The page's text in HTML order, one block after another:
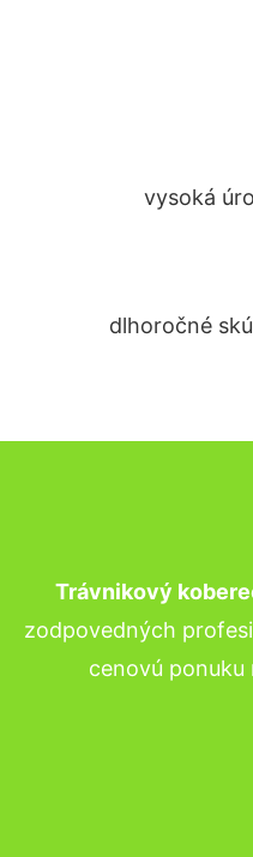
vysoká
dlhoročné
Trávnikový
zodpovedných
cenovú